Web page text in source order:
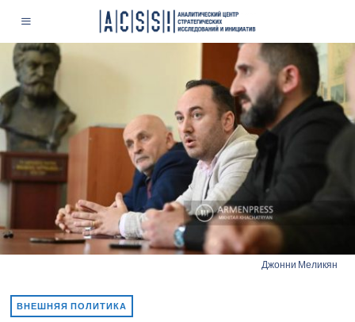
Джонни Меликян
ВНЕШНЯЯ ПОЛИТИКА